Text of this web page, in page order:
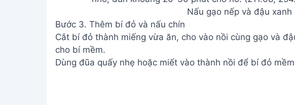
Nấu gạo nếp và đậu xanh
Bước 3. Thêm bí đỏ và nấu chín
Cắt bí đỏ thành miếng vừa ăn, cho vào nồi cùng gạo và
cho bí mềm.
Dùng đũa quấy nhẹ hoặc miết vào thành nồi để bí đỏ